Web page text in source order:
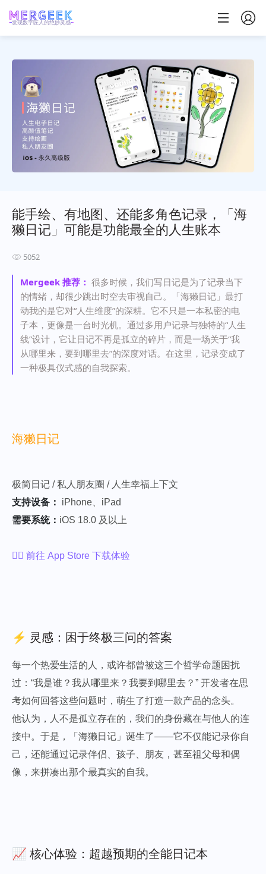
发现数字匠人的绝妙灵感
能手绘、有地图、还能多角色记录，「海
獭日记」可能是功能最全的人生账本
5052
Mergeek 推荐： 很多时候，我们写日记是为了记录当下
的情绪，却很少跳出时空去审视自己。「海獭日记」最打
动我的是它对“人生维度”的深耕。它不只是一本私密的电
子本，更像是一台时光机。通过多用户记录与独特的“人生
线”设计，它让日记不再是孤立的碎片，而是一场关于“我
从哪里来，要到哪里去”的深度对话。在这里，记录变成了
一种极具仪式感的自我探索。
海獭日记
极简日记 / 私人朋友圈 / 人生幸福上下文
支持设备：
iPhone、iPad
需要系统： iOS 18.0 及以上
👉🏻 前往 App Store 下载体验
⚡️ 灵感：困于终极三问的答案
每一个热爱生活的人，或许都曾被这三个哲学命题困扰
过：“我是谁？我从哪里来？我要到哪里去？” 开发者在思
考如何回答这些问题时，萌生了打造一款产品的念头。
他认为，人不是孤立存在的，我们的身份藏在与他人的连
接中。于是，「海獭日记」诞生了——它不仅能记录你自
己，还能通过记录伴侣、孩子、朋友，甚至祖父母和偶
像，来拼凑出那个最真实的自我。
📈 核心体验：超越预期的全能日记本